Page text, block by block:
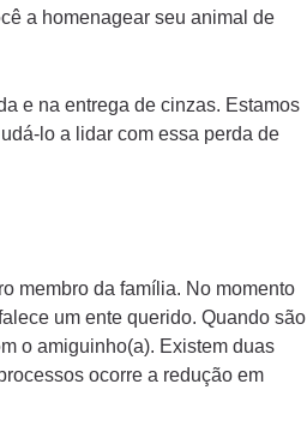
a homenagear seu animal de
e na entrega de cinzas. Estamos
lo a lidar com essa perda de
membro da família. No momento
um ente querido. Quando são
o amiguinho(a). Existem duas
ocorre a redução em